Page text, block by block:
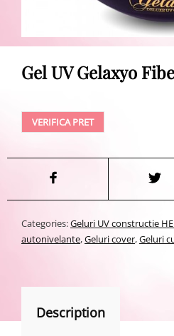
Gel UV Gelaxyo
VERIFICA PRET
Categories:Geluri UV constructie
autonivelante,Geluri cover,Geluri
Description